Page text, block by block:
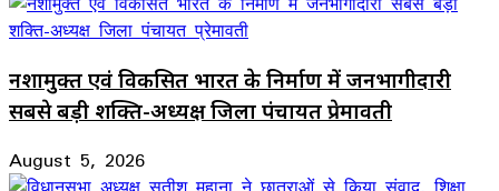
नशामुक्त एवं विकसित भारत के निर्माण में जनभागीदारी
सबसे बड़ी शक्ति-अध्यक्ष जिला पंचायत प्रेमावती
August 5, 2026